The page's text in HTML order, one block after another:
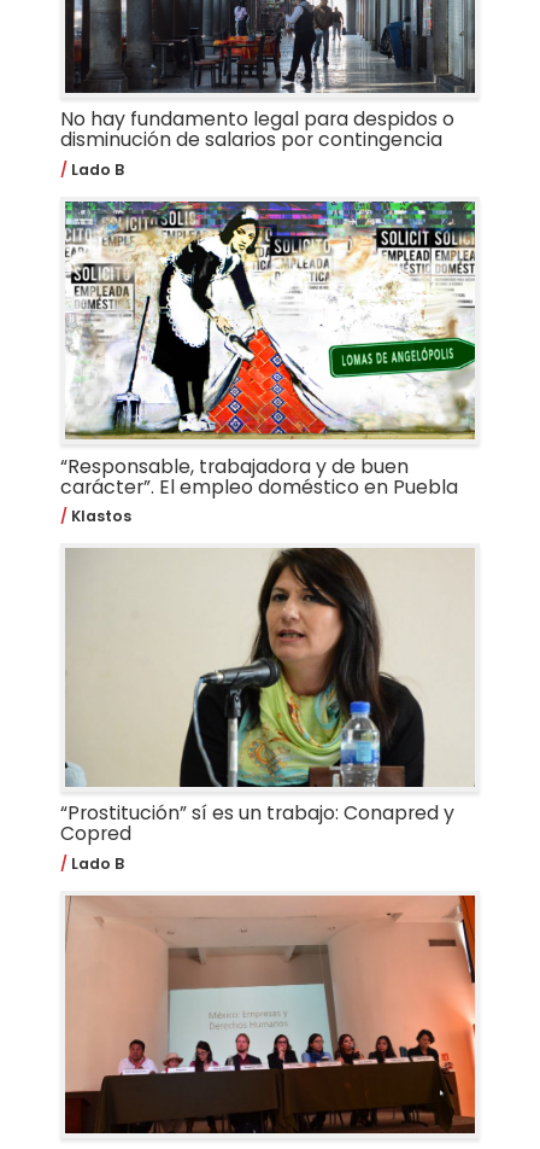
No hay fundamento legal para despidos o
disminución de salarios por contingencia
Lado B
“Responsable, trabajadora y de buen
carácter”. El empleo doméstico en Puebla
Klastos
“Prostitución” sí es un trabajo: Conapred y
Copred
Lado B